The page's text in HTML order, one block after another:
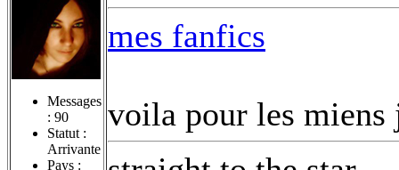
Messages
: 90
Statut :
Arrivante
Pays :
mes fanfics
voila pour les miens